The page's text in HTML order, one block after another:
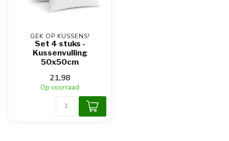
GEK OP KUSSENS!
Set 4 stuks -
Kussenvulling
50x50cm
21,98
Op voorraad